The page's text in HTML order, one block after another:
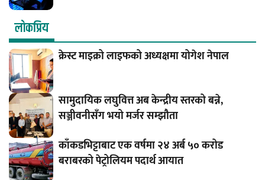
लाेकप्रिय
क्रेस्ट माइक्रो लाइफको अध्यक्षमा योगेश नेपाल
सामुदायिक लघुवित्त अब केन्द्रीय स्तरको बन्ने,
सञ्जीवनीसँग भयो मर्जर सम्झौता
काँकडभिट्टाबाट एक वर्षमा २४ अर्ब ५० करोड
बराबरको पेट्रोलियम पदार्थ आयात